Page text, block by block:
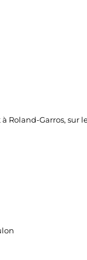
Roland-Garros, sur